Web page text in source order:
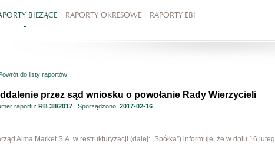
BIEŻĄCE RAPORTY OKRESOWE RAPORTY EBI
do listy raportów
przez sąd wniosku o powołanie Rady Wierzycieli
raportu: RB 38/2017Sporządzono: 2017-02-16
Alma Market S.A. w restrukturyzacji (dalej: „Spółka”) informuje, że w dniu 16